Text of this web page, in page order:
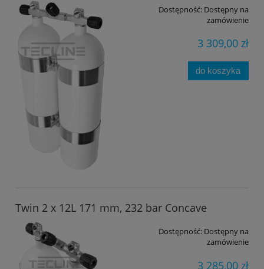
Dostępność: Dostępny na
zamówienie
3 309,00 zł
do koszyka
Twin 2 x 12L 171 mm, 232 bar Concave
Dostępność: Dostępny na
zamówienie
3 285,00 zł